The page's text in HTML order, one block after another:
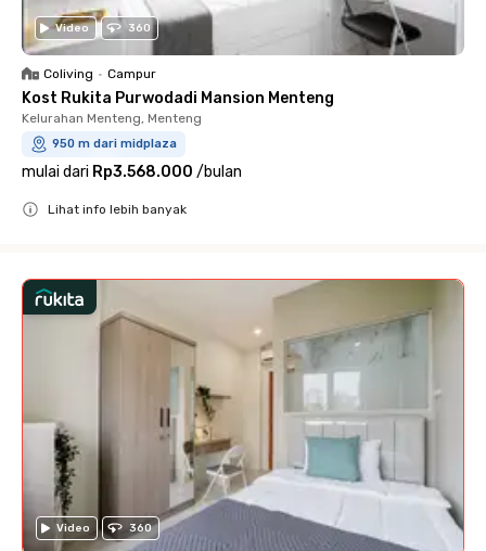
Video 360
Coliving • Campur
Kost Rukita Purwodadi Mansion Menteng
Kelurahan Menteng, Menteng
950 m dari midplaza
mulai dari Rp3.568.000 /bulan
Lihat info lebih banyak
Video 360